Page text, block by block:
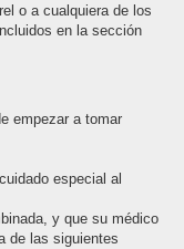
o a cualquiera de los
en la sección
empezar a tomar
especial al
y que su médico
de las siguientes